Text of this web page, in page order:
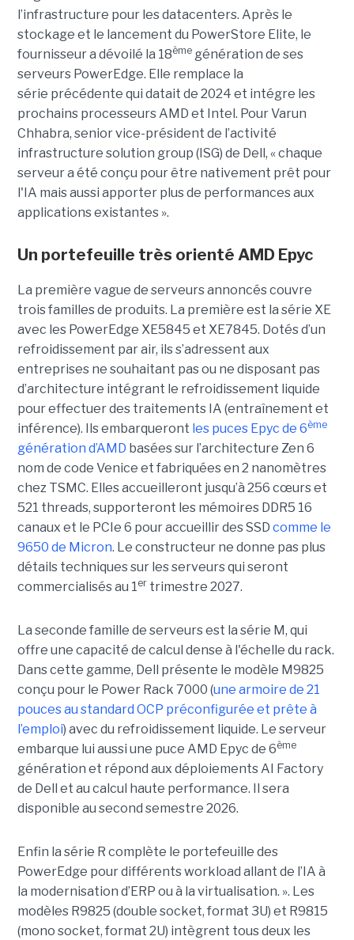
l’infrastructure pour les datacenters. Après le
stockage et le lancement du PowerStore Elite, le
fournisseur a dévoilé la 18èmegénération de ses
serveurs PowerEdge. Elle remplace la
série précédente qui datait de 2024 et intégre les
prochains processeurs AMD et Intel. Pour Varun
Chhabra, senior vice-président de l’activité
infrastructure solution group (ISG) de Dell, « chaque
serveur a été conçu pour être nativement prêt pour
l'IA mais aussi apporter plus de performances aux
applications existantes ».
Un portefeuille très orienté AMD Epyc
La première vague de serveurs annoncés couvre
trois familles de produits. La première est la série XE
avec les PowerEdge XE5845 et XE7845. Dotés d’un
refroidissement par air, ils s’adressent aux
entreprises ne souhaitant pas ou ne disposant pas
d’architecture intégrant le refroidissement liquide
pour effectuer des traitements IA (entraînement et
inférence). Ils embarqueront les puces Epyc de 6ème
génération d’AMD basées sur l’architecture Zen 6
nom de code Venice et fabriquées en 2 nanomètres
chez TSMC. Elles accueilleront jusqu’à 256 cœurs et
521 threads, supporteront les mémoires DDR5 16
canaux et le PCIe 6 pour accueillir des SSD comme le
9650 de Micron. Le constructeur ne donne pas plus
détails techniques sur les serveurs qui seront
commercialisés au 1er trimestre 2027.
La seconde famille de serveurs est la série M, qui
offre une capacité de calcul dense à l'échelle du rack.
Dans cette gamme, Dell présente le modèle M9825
conçu pour le Power Rack 7000 (une armoire de 21
pouces au standard OCP préconfigurée et prête à
l’emploi) avec du refroidissement liquide. Le serveur
embarque lui aussi une puce AMD Epyc de 6ème
génération et répond aux déploiements AI Factory
de Dell et au calcul haute performance. Il sera
disponible au second semestre 2026.
Enfin la série R complète le portefeuille des
PowerEdge pour différents workload allant de l’IA à
la modernisation d’ERP ou à la virtualisation. ». Les
modèles R9825 (double socket, format 3U) et R9815
(mono socket, format 2U) intègrent tous deux les